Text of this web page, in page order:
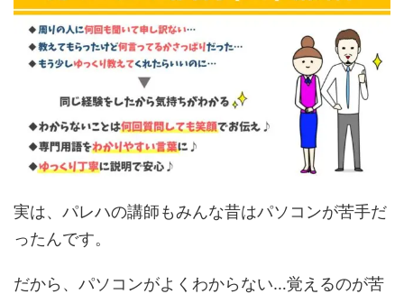
実は、パレハの講師もみんな昔はパソコンが苦手だ
ったんです。
だから、パソコンがよくわからない…覚えるのが苦